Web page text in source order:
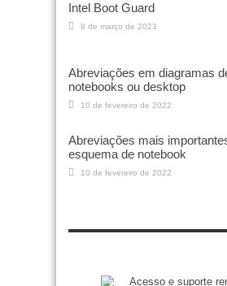
Intel Boot Guard
9 de março de 2023
Abreviações em diagramas
notebooks ou desktop
10 de fevereiro de 2022
Abreviações mais
esquema de notebook
10 de fevereiro de 2022